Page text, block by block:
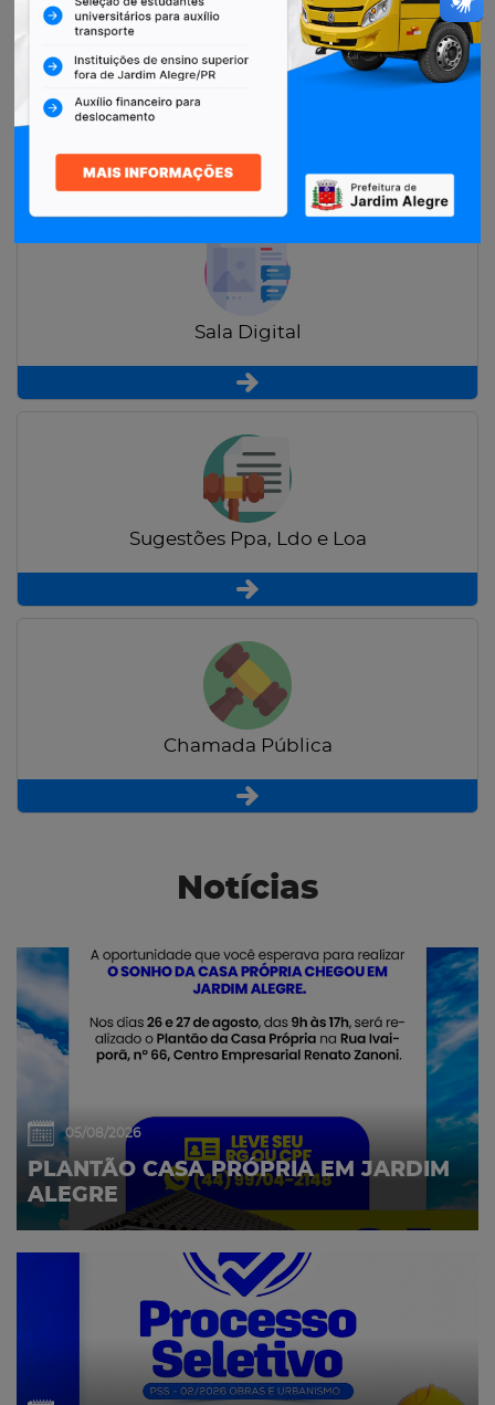
Restituição de Contribuintes
Sala Digital
Sugestões Ppa, Ldo e Loa
Chamada Pública
Notícias
05/08/2026
PLANTÃO CASA PRÓPRIA EM JARDIM
ALEGRE